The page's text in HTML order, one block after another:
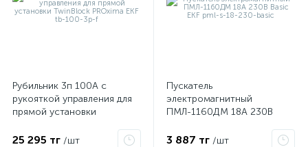
Рубильник 3п 100А с
рукояткой управления для
прямой установки
100-3p-f
25 295 тг /шт
Пускатель
электромагнитный
ПМЛ-1160ДМ 18А 230В
basic
3 887 тг /шт